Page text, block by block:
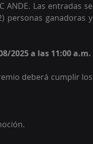
ANDE. Las entradas se
personas ganadoras y
2025 a las 11:00 a.m.
deberá cumplir los